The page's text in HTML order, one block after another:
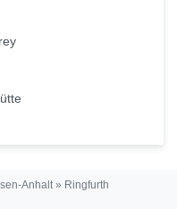
Anhalt» Ringfurth